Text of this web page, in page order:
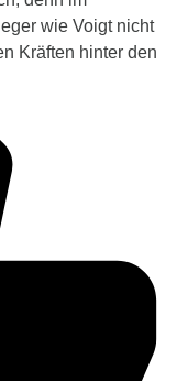
wie Voigt nicht
Kräften hinter den